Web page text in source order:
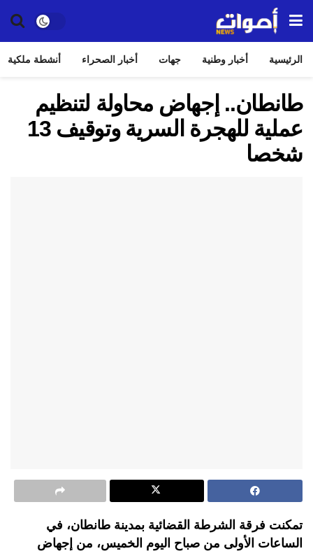
الرئيسية أخبار وطنية جهات أخبار الصحراء أنشطة ملكية
طانطان.. إجهاض محاولة لتنظيم
عملية للهجرة السرية وتوقيف 13
شخصا
تمكنت فرقة الشرطة القضائية بمدينة طانطان، في
الساعات الأولى من صباح اليوم الخميس، من إجهاض